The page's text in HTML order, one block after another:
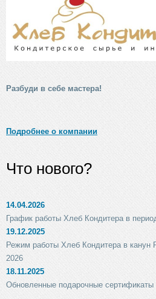
Разбуди в себе мастера!
Подробнее о компании
Что нового?
14.04.2026
График работы Хлеб Кондитера в
19.12.2025
Режим работы Хлеб Кондитера в канун
2026
18.11.2025
Обновленные подарочные сертификаты